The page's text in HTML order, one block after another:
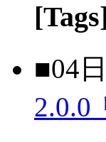
■04日
2.0.0